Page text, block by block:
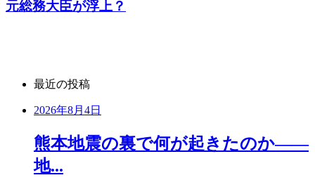
元総務大臣が浮上？
最近の投稿
2026年8月4日
熊本地震の裏で何が起きたのか――
地...